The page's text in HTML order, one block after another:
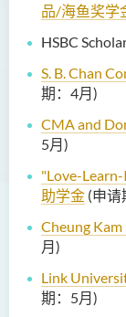
品/海鱼奖学
HSBC
S. B. Chan
期：4月)
CMA and
5月)
"Love-
助学金 (申请
Cheung
月)
Link
期：5月)